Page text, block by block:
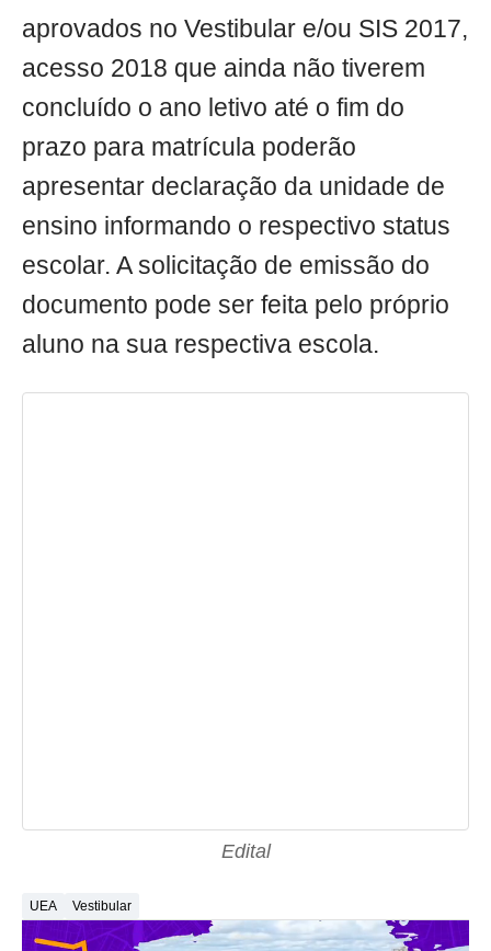
aprovados no Vestibular e/ou SIS 2017,
acesso 2018 que ainda não tiverem
concluído o ano letivo até o fim do
prazo para matrícula poderão
apresentar declaração da unidade de
ensino informando o respectivo status
escolar. A solicitação de emissão do
documento pode ser feita pelo próprio
aluno na sua respectiva escola.
Edital
UEA Vestibular